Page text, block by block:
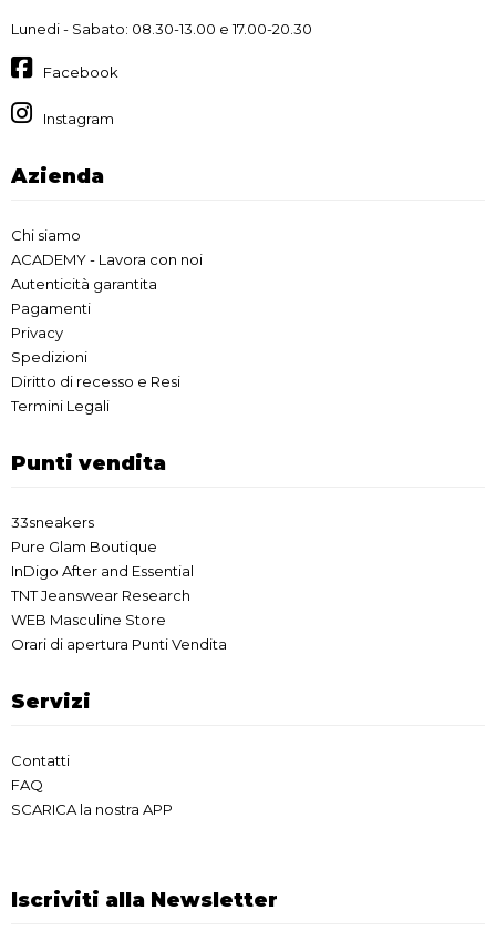
Lunedi - Sabato: 08.30-13.00 e 17.00-20.30
Facebook
Instagram
Azienda
Chi siamo
ACADEMY - Lavora con noi
Autenticità garantita
Pagamenti
Privacy
Spedizioni
Diritto di recesso e Resi
Termini Legali
Punti vendita
33sneakers
Pure Glam Boutique
InDigo After and Essential
TNT Jeanswear Research
WEB Masculine Store
Orari di apertura Punti Vendita
Servizi
Contatti
FAQ
SCARICA la nostra APP
Iscriviti alla Newsletter